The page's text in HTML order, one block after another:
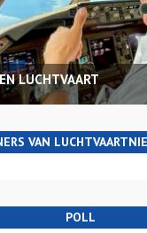
LUCHTVAART
VAN
POLL